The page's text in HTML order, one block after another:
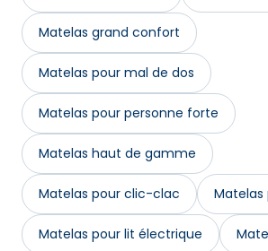
Matelas grand confort
Matelas pour mal de dos
Matelas pour personne forte
Matelas haut de gamme
Matelas pour clic-clac Matelas
Matelas pour lit électrique